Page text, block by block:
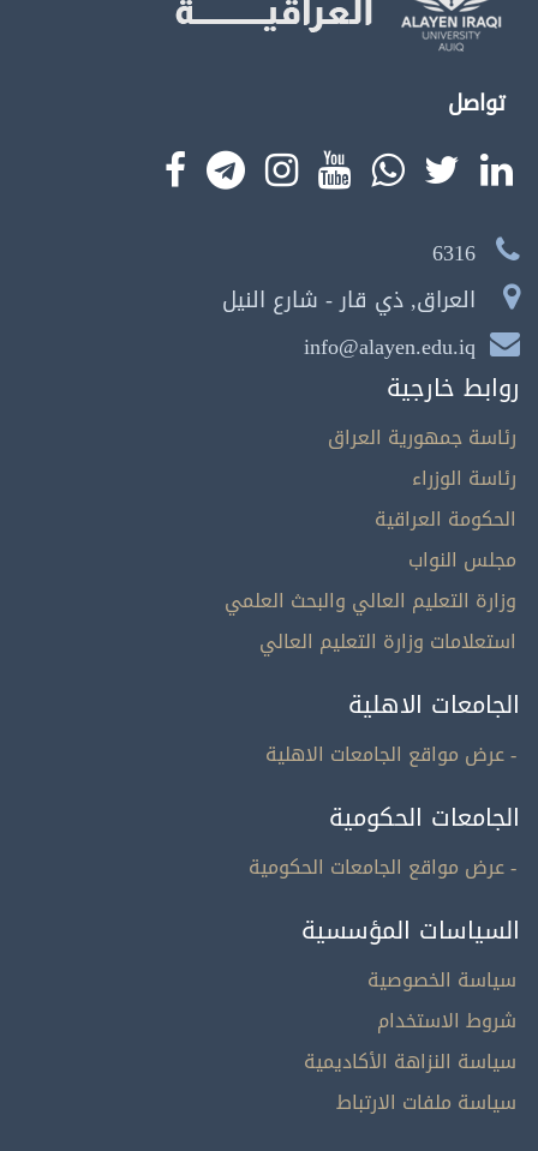
تواصل
6316
العراق, ذي قار - شارع النيل
info@alayen.edu.iq
روابط خارجية
رئاسة جمهورية العراق
رئاسة الوزراء
الحكومة العراقية
مجلس النواب
وزارة التعليم العالي والبحث العلمي
استعلامات وزارة التعليم العالي
الجامعات الاهلية
- عرض مواقع الجامعات الاهلية
الجامعات الحكومية
- عرض مواقع الجامعات الحكومية
السياسات المؤسسية
سياسة الخصوصية
شروط الاستخدام
سياسة النزاهة الأكاديمية
سياسة ملفات الارتباط